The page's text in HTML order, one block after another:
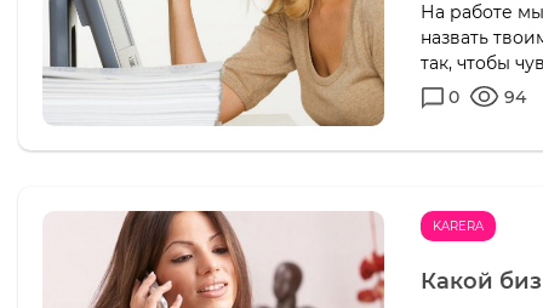
На работе
назвать
так, чтобы
0
94
KARERA
Какой